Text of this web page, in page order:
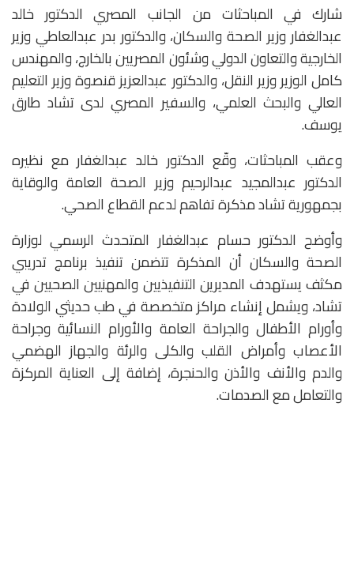
شارك في المباحثات من الجانب المصري الدكتور خالد
عبدالغفار وزير الصحة والسكان، والدكتور بدر عبدالعاطي وزير
الخارجية والتعاون الدولي وشئون المصريين بالخارج، والمهندس
كامل الوزير وزير النقل، والدكتور عبدالعزيز قنصوة وزير التعليم
العالي والبحث العلمي، والسفير المصري لدى تشاد طارق
يوسف.
وعقب المباحثات، وقّع الدكتور خالد عبدالغفار مع نظيره
الدكتور عبدالمجيد عبدالرحيم وزير الصحة العامة والوقاية
بجمهورية تشاد مذكرة تفاهم لدعم القطاع الصحي.
وأوضح الدكتور حسام عبدالغفار المتحدث الرسمي لوزارة
الصحة والسكان أن المذكرة تتضمن تنفيذ برنامج تدريبي
مكثف يستهدف المديرين التنفيذيين والمهنيين الصحيين في
تشاد، ويشمل إنشاء مراكز متخصصة في طب حديثي الولادة
وأورام الأطفال والجراحة العامة والأورام النسائية وجراحة
الأعصاب وأمراض القلب والكلى والرئة والجهاز الهضمي
والدم والأنف والأذن والحنجرة، إضافة إلى العناية المركزة
والتعامل مع الصدمات.